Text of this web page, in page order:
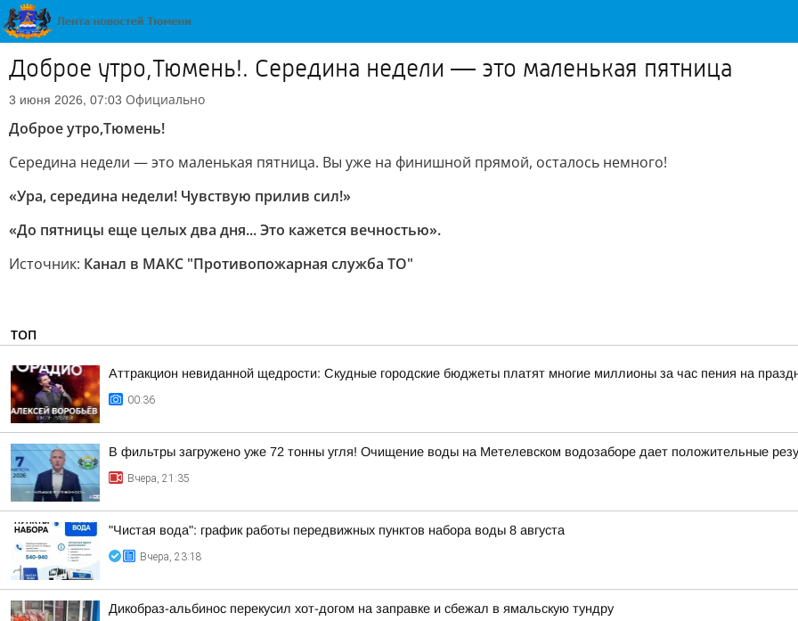
Доброе утро,Тюмень!. Середина недели — это маленькая пятница
3 июня 2026, 07:03 Официально
Доброе утро,Тюмень!
Середина недели — это маленькая пятница. Вы уже на финишной прямой, осталось немного!
«Ура, середина недели! Чувствую прилив сил!»
«До пятницы еще целых два дня... Это кажется вечностью».
Источник: Канал в МАКС "Противопожарная служба ТО"
ТОП
Аттракцион невиданной щедрости: Скудные городские бюджеты платят многие миллионы за час пения на
00:36
В фильтры загружено уже 72 тонны угля! Очищение воды на Метелевском водозаборе дает положительные
Вчера, 21:35
"Чистая вода": график работы передвижных пунктов набора воды 8 августа
Вчера, 23:18
Дикобраз-альбинос перекусил хот-догом на заправке и сбежал в ямальскую тундру